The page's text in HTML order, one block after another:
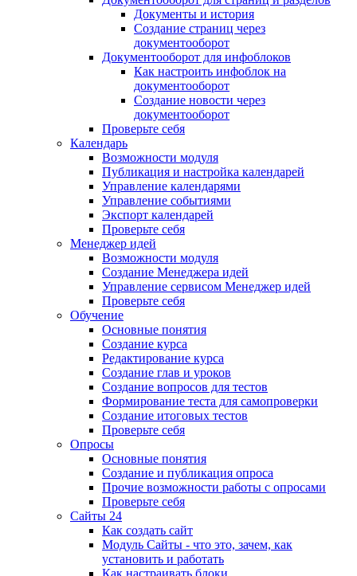
Документы и история
Создание страниц через
документооборот
Документооборот для инфоблоков
Как настроить инфоблок на
документооборот
Создание новости через
документооборот
Проверьте себя
Календарь
Возможности модуля
Публикация и настройка календарей
Управление календарями
Управление событиями
Экспорт календарей
Проверьте себя
Менеджер идей
Возможности модуля
Создание Менеджера идей
Управление сервисом Менеджер идей
Проверьте себя
Обучение
Основные понятия
Создание курса
Редактирование курса
Создание глав и уроков
Создание вопросов для тестов
Формирование теста для самопроверки
Создание итоговых тестов
Проверьте себя
Опросы
Основные понятия
Создание и публикация опроса
Прочие возможности работы с опросами
Проверьте себя
Сайты 24
Как создать сайт
Модуль Сайты - что это, зачем, как
установить и работать
Как настраивать блоки